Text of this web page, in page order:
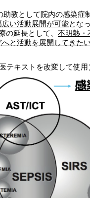
教として院内の感染
広い活動展開が可能とな
の延長として、 不明熱・
と活動を展開してきたい
テキストを改変して使用